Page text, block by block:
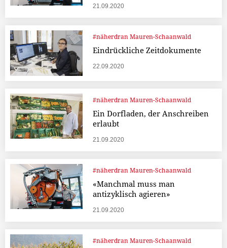
21.09.2020
#näherdran Mauren-Schaanwald
Eindrückliche Zeitdokumente
22.09.2020
#näherdran Mauren-Schaanwald
Ein Dorfladen, der Anschreiben
erlaubt
21.09.2020
#näherdran Mauren-Schaanwald
«Manchmal muss man
antizyklisch agieren»
21.09.2020
#näherdran Mauren-Schaanwald